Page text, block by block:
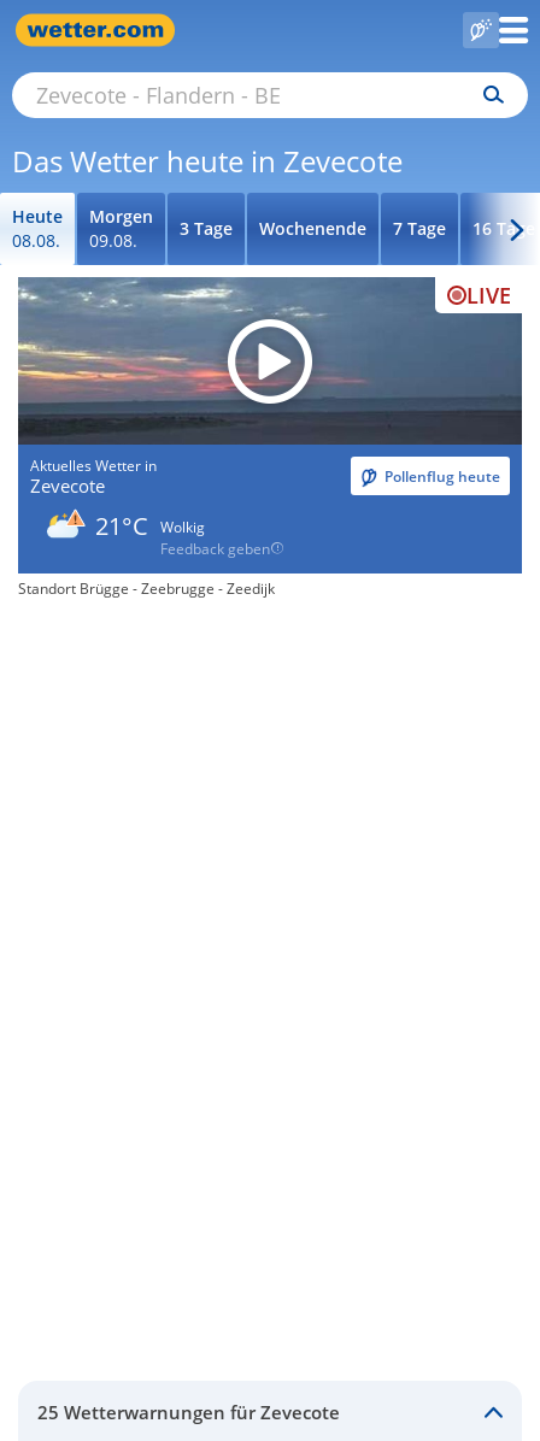
Das Wetter heute in Zevecote
Heute
08.08.
Morgen
09.08.
3 Tage Wochenende 7 Tage 16 Tage
LIVE
Aktuelles Wetter in
Zevecote Pollenflug heute
21°C
Wolkig
Feedback geben
Standort Brügge - Zeebrugge - Zeedijk
25 Wetterwarnungen für Zevecote